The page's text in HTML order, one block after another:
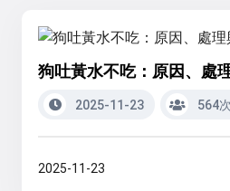
狗吐黃水不吃：原因、處
2025-11-23 564
2025-11-23